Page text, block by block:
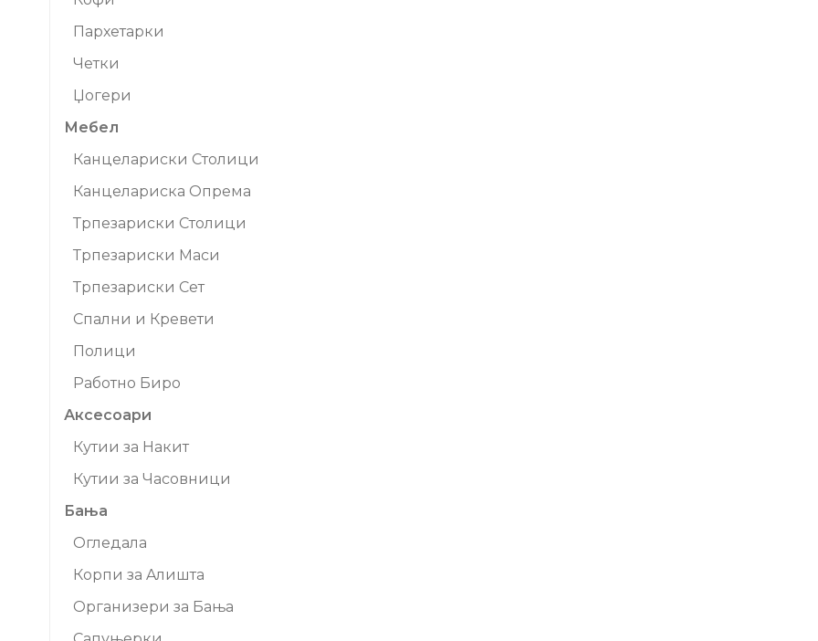
Пархетарки
Четки
Џогери
Мебел
Канцелариски Столици
Канцелариска Опрема
Трпезариски Столици
Трпезариски Маси
Трпезариски Сет
Спални и Кревети
Полици
Работно Биро
Аксесоари
Кутии за Накит
Кутии за Часовници
Бања
Огледала
Корпи за Aлишта
Организери за Бања